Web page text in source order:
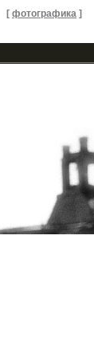
[ фотографика ]